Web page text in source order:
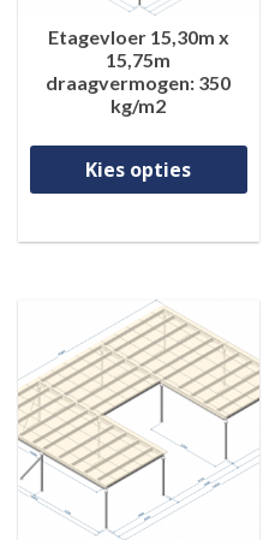
Etagevloer 15,30m x
15,75m
draagvermogen: 350
kg/m2
Kies opties